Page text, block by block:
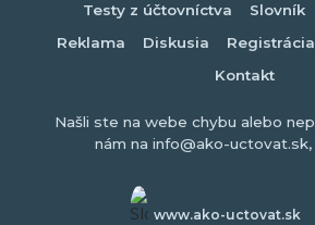
Testy z účtovníctva
Slovník
Reklama
Diskusia Registrácia
Kontakt
Našli ste na webe chybu alebo
nám na info@ako-
www.ako-uctovat.sk